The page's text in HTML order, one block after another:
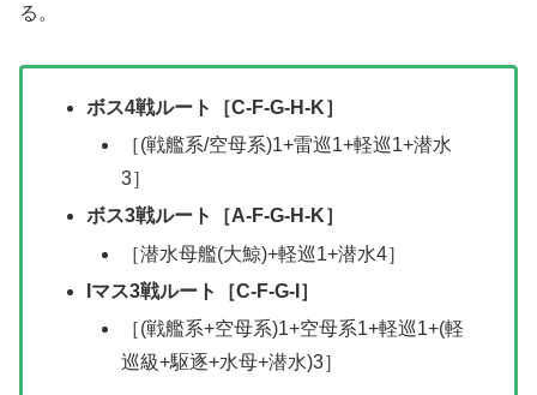
る。
ボス4戦ルート［C-F-G-H-K］
［(戦艦系/空母系)1+雷巡1+軽巡1+潜水
3］
ボス3戦ルート［A-F-G-H-K］
［潜水母艦(大鯨)+軽巡1+潜水4］
Iマス3戦ルート［C-F-G-I］
［(戦艦系+空母系)1+空母系1+軽巡1+(軽
巡級+駆逐+水母+潜水)3］